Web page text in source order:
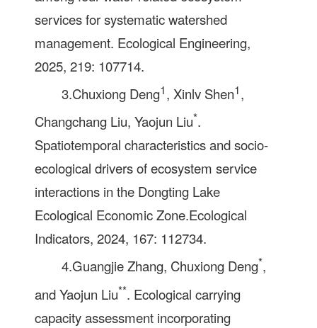
services for systematic watershed
management. Ecological Engineering,
2025, 219: 107714.
3.Chuxiong Deng1, Xinlv Shen1,
Changchang Liu, Yaojun Liu*.
Spatiotemporal characteristics and socio-
ecological drivers of ecosystem service
interactions in the Dongting Lake
Ecological Economic Zone.Ecological
Indicators, 2024, 167: 112734.
4.Guangjie Zhang, Chuxiong Deng*,
and Yaojun Liu**. Ecological carrying
capacity assessment incorporating